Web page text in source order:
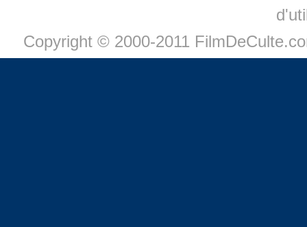
Copyright © 2000-2011